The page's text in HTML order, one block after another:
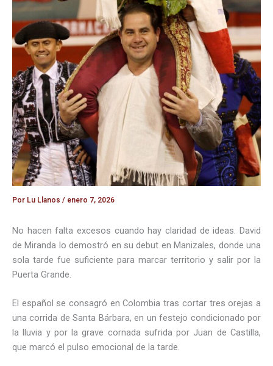
Por Lu Llanos / enero 7, 2026
No hacen falta excesos cuando hay claridad de ideas. David
de Miranda lo demostró en su debut en Manizales, donde una
sola tarde fue suficiente para marcar territorio y salir por la
Puerta Grande.
El español se consagró en Colombia tras cortar tres orejas a
una corrida de Santa Bárbara, en un festejo condicionado por
la lluvia y por la grave cornada sufrida por Juan de Castilla,
que marcó el pulso emocional de la tarde.